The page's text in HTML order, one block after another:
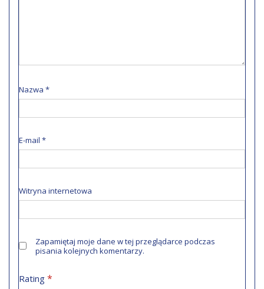
Nazwa *
E-mail *
Witryna internetowa
Zapamiętaj moje dane w tej przeglądarce podczas
pisania kolejnych komentarzy.
Rating *